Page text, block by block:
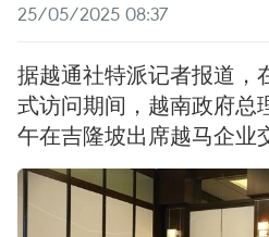
25/05/2025 08:37
据越通社特派记者报道，
式访问期间，越南政府总
午在吉隆坡出席越马企业